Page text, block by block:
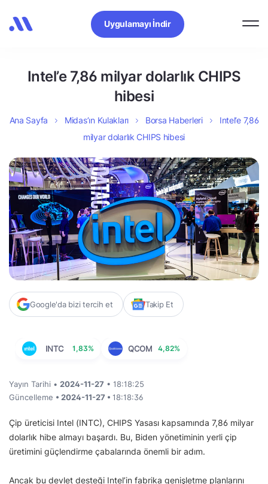
Uygulamayı İndir
Intel’e 7,86 milyar dolarlık CHIPS
hibesi
Ana Sayfa Midas’ın Kulakları Borsa Haberleri
Intel’e 7,86
milyar dolarlık CHIPS hibesi
Google'da bizi tercih et Takip Et
INTC 1,83% QCOM 4,82%
Yayın Tarihi • 2024-11-27 • 18:18:25
Güncelleme • 2024-11-27 • 18:18:36
Çip üreticisi Intel (INTC), CHIPS Yasası kapsamında 7,86 milyar
dolarlık hibe almayı başardı. Bu, Biden yönetiminin yerli çip
üretimini güçlendirme çabalarında önemli bir adım.
Ancak bu devlet desteği Intel’in fabrika genişletme planlarını